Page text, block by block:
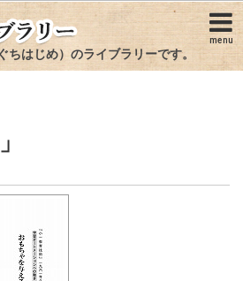
menu
ちはじめ）のライブラリーです。